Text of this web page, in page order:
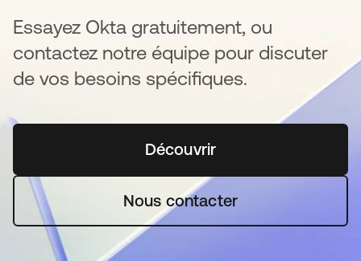
Essayez Okta gratuitement, ou
contactez notre équipe pour discuter
de vos besoins spécifiques.
Découvrirs’ouvre dans un nouvel
Nous contacter